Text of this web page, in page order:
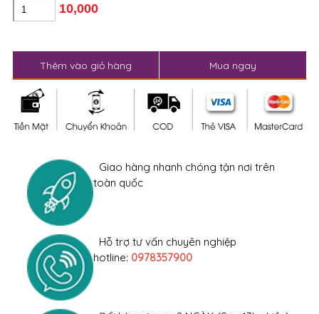
10,000
Thêm vào giỏ hàng Mua ngay
Giao hàng nhanh chóng tận nơi trên
toàn quốc
Hỗ trợ tư vấn chuyên nghiệp
hotline: 0978357900